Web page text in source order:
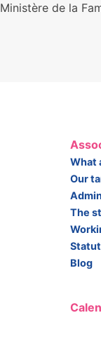
Ministère de la
What
Our
The
Blog